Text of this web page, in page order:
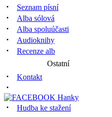
· Seznam písní
· Alba sólová
· Alba spoluúčasti
· Audioknihy
·
Recenze alb
Ostatní
· Kontakt
·
·
Hudba ke stažení